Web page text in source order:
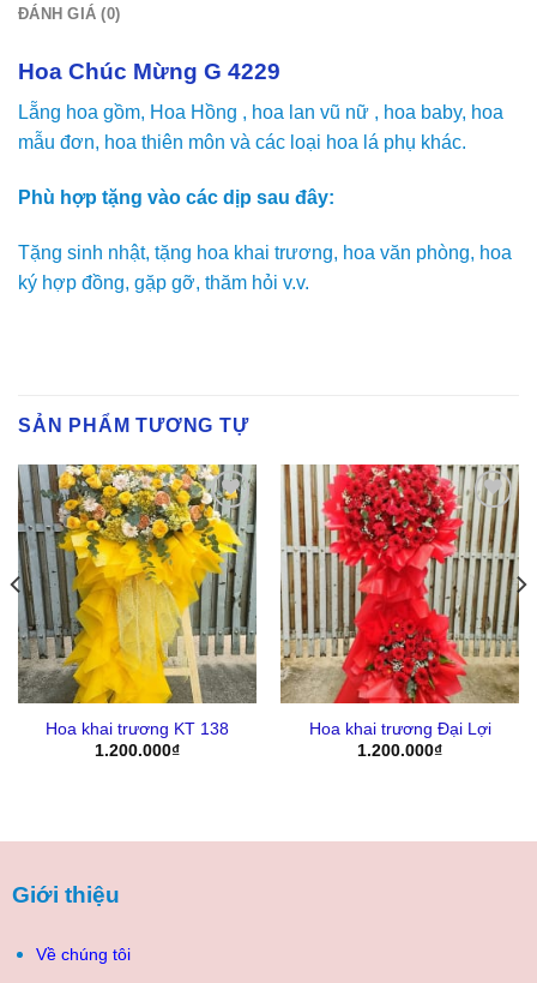
ĐÁNH GIÁ (0)
Hoa Chúc Mừng G 4229
Lẵng hoa gồm, Hoa Hồng , hoa lan vũ nữ , hoa baby, hoa
mẫu đơn, hoa thiên môn và các loại hoa lá phụ khác.
Phù hợp tặng vào các dịp sau đây:
Tặng sinh nhật, tặng hoa khai trương, hoa văn phòng, hoa
ký hợp đồng, gặp gỡ, thăm hỏi v.v.
SẢN PHẨM TƯƠNG TỰ
Yêu
Thich
Hoa khai trương KT 138
1.200.000₫
Yêu
Thich
Hoa khai trương Đại Lợi
1.200.000₫
Giới thiệu
Về chúng tôi